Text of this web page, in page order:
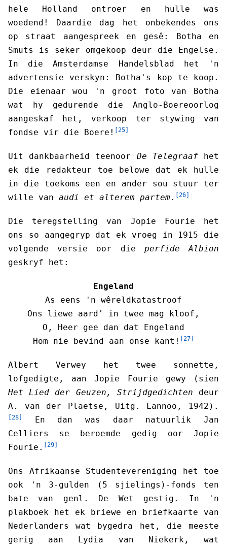
hele Holland ontroer en hulle was
woedend! Daardie dag het onbekendes ons
op straat aangespreek en gesê: Botha en
Smuts is seker omgekoop deur die Engelse.
In die Amsterdamse Handelsblad het 'n
advertensie verskyn: Botha's kop te koop.
Die eienaar wou 'n groot foto van Botha
wat hy gedurende die Anglo-Boereoorlog
aangeskaf het, verkoop ter stywing van
fondse vir die Boere!
[25]
Uit dankbaarheid teenoor De Telegraafhet
ek die redakteur toe belowe dat ek hulle
in die toekoms een en ander sou stuur ter
wille van audi et alterem partem. [26]
Die teregstelling van Jopie Fourie het
ons so aangegryp dat ek vroeg in 1915 die
volgende versie oor die perfide Albion
geskryf het:
Engeland
As eens 'n wêreldkatastroof
Ons liewe aard' in twee mag kloof,
O, Heer gee dan dat Engeland
Hom nie bevind aan onse kant!
[27]
Albert Verwey het twee sonnette,
lofgedigte, aan Jopie Fourie gewy (sien
Het Lied der Geuzen, Strijdgedichten deur
A. van der Plaetse, Uitg. Lannoo, 1942).
[28]
En dan was daar natuurlik Jan
Celliers se beroemde gedig oor Jopie
Fourie.
[29]
Ons Afrikaanse Studentevereniging het toe
ook 'n 3-gulden (5 sjielings)-fonds ten
bate van genl. De Wet gestig. In 'n
plakboek het ek briewe en briefkaarte van
Nederlanders wat bygedra het, die meeste
gerig aan Lydia van Niekerk, wat